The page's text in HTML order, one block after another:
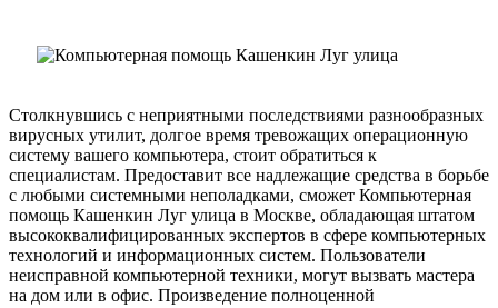
Столкнувшись с неприятными последствиями разнообразных
вирусных утилит, долгое время тревожащих операционную
систему вашего компьютера, стоит обратиться к
специалистам. Предоставит все надлежащие средства в борьбе
с любыми системными неполадками, сможет Компьютерная
помощь Кашенкин Луг улица в Москве, обладающая штатом
высококвалифицированных экспертов в сфере компьютерных
технологий и информационных систем. Пользователи
неисправной компьютерной техники, могут вызвать мастера
на дом или в офис. Произведение полноценной